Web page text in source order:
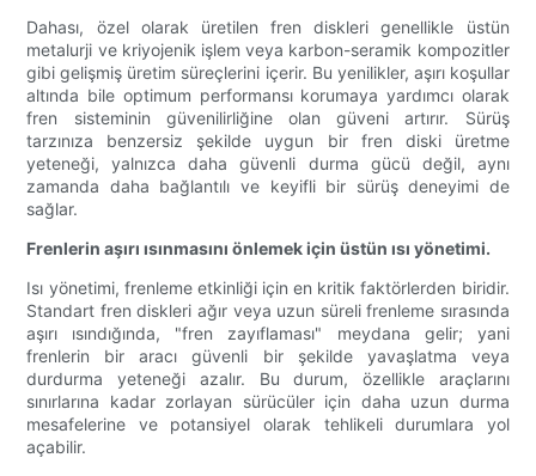
Dahası, özel olarak üretilen fren diskleri genellikle üstün
metalurji ve kriyojenik işlem veya karbon-seramik kompozitler
gibi gelişmiş üretim süreçlerini içerir. Bu yenilikler, aşırı koşullar
altında bile optimum performansı korumaya yardımcı olarak
fren sisteminin güvenilirliğine olan güveni artırır. Sürüş
tarzınıza benzersiz şekilde uygun bir fren diski üretme
yeteneği, yalnızca daha güvenli durma gücü değil, aynı
zamanda daha bağlantılı ve keyifli bir sürüş deneyimi de
sağlar.
Frenlerin aşırı ısınmasını önlemek için üstün ısı yönetimi.
Isı yönetimi, frenleme etkinliği için en kritik faktörlerden biridir.
Standart fren diskleri ağır veya uzun süreli frenleme sırasında
aşırı ısındığında, "fren zayıflaması" meydana gelir; yani
frenlerin bir aracı güvenli bir şekilde yavaşlatma veya
durdurma yeteneği azalır. Bu durum, özellikle araçlarını
sınırlarına kadar zorlayan sürücüler için daha uzun durma
mesafelerine ve potansiyel olarak tehlikeli durumlara yol
açabilir.